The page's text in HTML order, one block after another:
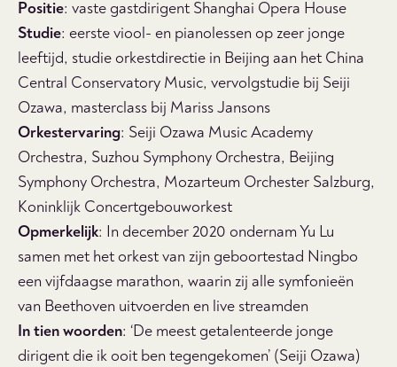
Positie: vaste gastdirigent Shanghai Opera House
Studie: eerste viool- en pianolessen op zeer jonge
leeftijd, studie orkestdirectie in Beijing aan het China
Central Conservatory Music, vervolgstudie bij Seiji
Ozawa, masterclass bij Mariss Jansons
Orkestervaring: Seiji Ozawa Music Academy
Orchestra, Suzhou Symphony Orchestra, Beijing
Symphony Orchestra, Mozarteum Orchester Salzburg,
Koninklijk Concertgebouworkest
Opmerkelijk: In december 2020 ondernam Yu Lu
samen met het orkest van zijn geboortestad Ningbo
een vijfdaagse marathon, waarin zij alle symfonieën
van Beethoven uitvoerden en live streamden
In tien woorden: ‘De meest getalenteerde jonge
dirigent die ik ooit ben tegengekomen’ (Seiji Ozawa)